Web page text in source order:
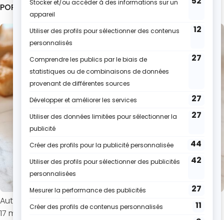
PORTION :
12 financiers
Auteur : Roxane
17 mars 2024